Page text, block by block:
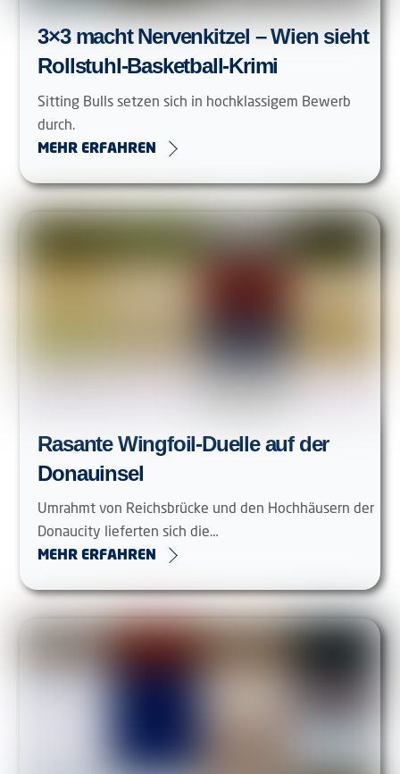
3×3 macht Nervenkitzel – Wien sieht
Rollstuhl-Basketball-Krimi
Sitting Bulls setzen sich in hochklassigem Bewerb
durch.
MEHR ERFAHREN
Rasante Wingfoil-Duelle auf der
Donauinsel
Umrahmt von Reichsbrücke und den Hochhäusern der
Donaucity lieferten sich die…
MEHR ERFAHREN